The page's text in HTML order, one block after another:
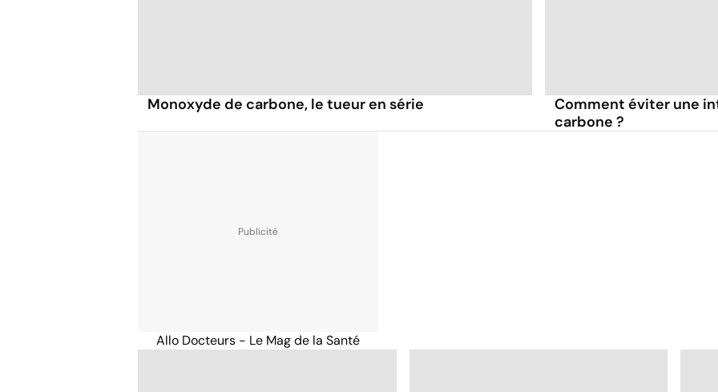
Monoxyde de carbone, le tueur en série
Comment éviter une
carbone ?
Allo Docteurs - Le Mag de la Santé